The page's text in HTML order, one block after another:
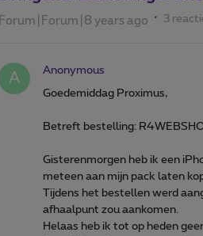
Forum|Forum|8 years ago 3
A Anonymous
Goedemiddag Proximus,
Betreft bestelling:
Gisterenmorgen heb ik een
meteen aan mijn pack laten
Tijdens het bestellen werd
afhaalpunt zou aankomen.
Helaas heb ik tot op heden